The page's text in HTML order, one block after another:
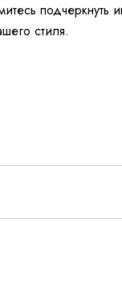
подчеркнуть
стиля.